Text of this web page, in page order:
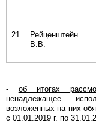
21
Рейценштейн
В.В.
- об итогах
ненадлежащее
возложенных на них
с 01.01.2019 г. по